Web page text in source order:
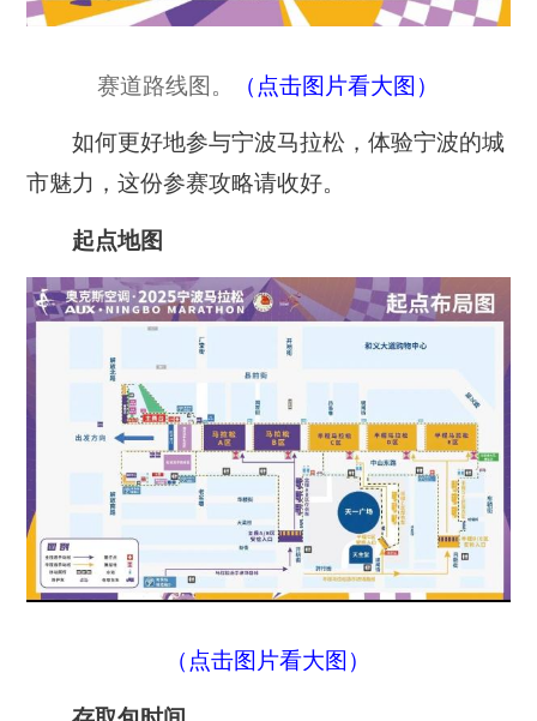
赛道路线图。 （点击图片看大图）
如何更好地参与宁波马拉松，体验宁波的城
市魅力，这份参赛攻略请收好。
起点地图
（点击图片看大图）